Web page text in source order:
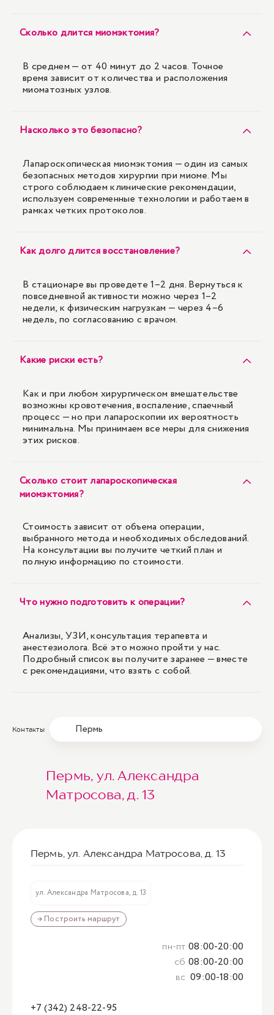
Сколько длится миомэктомия?
В среднем — от 40 минут до 2 часов. Точное
время зависит от количества и расположения
миоматозных узлов.
Насколько это безопасно?
Лапароскопическая миомэктомия — один из самых
безопасных методов хирургии при миоме. Мы
строго соблюдаем клинические рекомендации,
используем современные технологии и работаем в
рамках четких протоколов.
Как долго длится восстановление?
В стационаре вы проведете 1–2 дня. Вернуться к
повседневной активности можно через 1–2
недели, к физическим нагрузкам — через 4–6
недель, по согласованию с врачом.
Какие риски есть?
Как и при любом хирургическом вмешательстве
возможны кровотечения, воспаление, спаечный
процесс — но при лапароскопии их вероятность
минимальна. Мы принимаем все меры для снижения
этих рисков.
Сколько стоит лапароскопическая
миомэктомия?
Стоимость зависит от объема операции,
выбранного метода и необходимых обследований.
На консультации вы получите четкий план и
полную информацию по стоимости.
Что нужно подготовить к операции?
Анализы, УЗИ, консультация терапевта и
анестезиолога. Всё это можно пройти у нас.
Подробный список вы получите заранее — вместе
с рекомендациями, что взять с собой.
Контакты Пермь
Пермь, ул. Александра
Матросова, д. 13
Пермь, ул. Александра Матросова, д. 13
ул. Александра Матросова, д. 13
→ Построить маршрут
+7 (342) 248-22-95
пн-пт 08:00-20:00
сб 08:00-20:00
вс 09:00-18:00